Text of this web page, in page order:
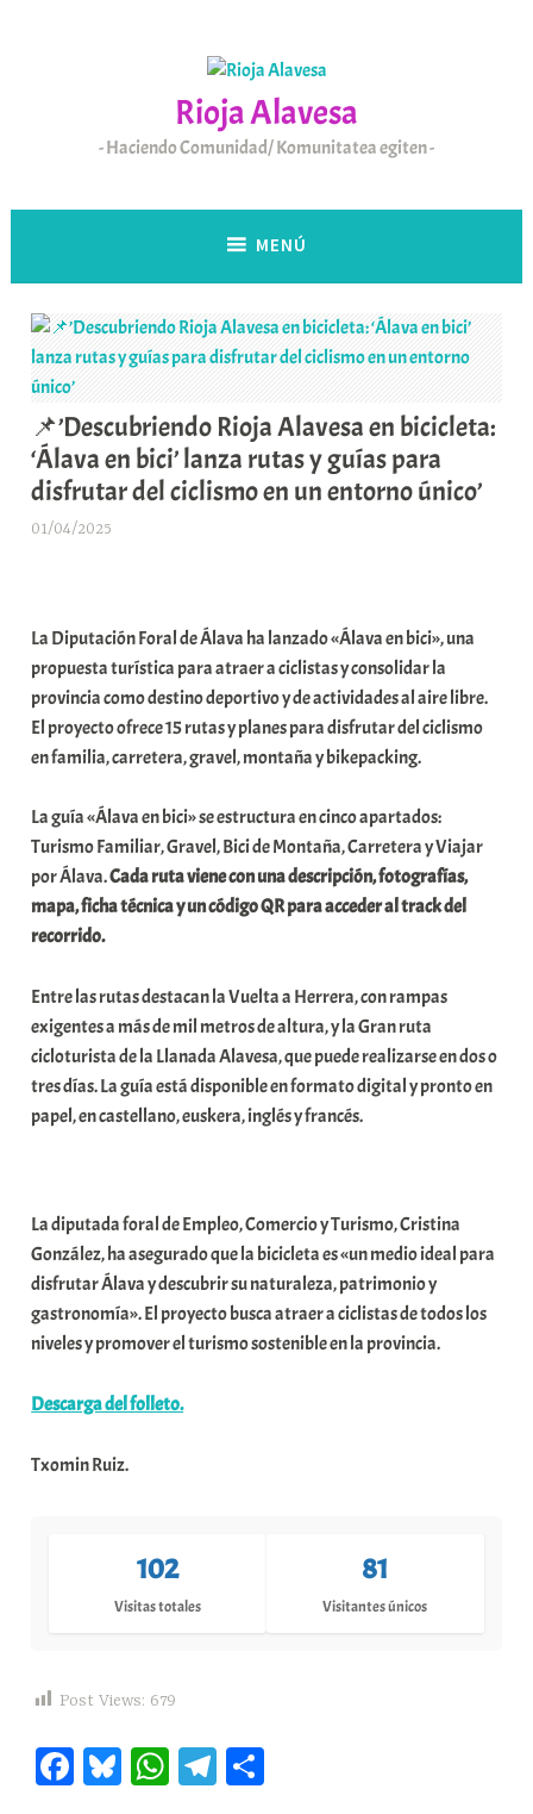
Rioja Alavesa
Haciendo Comunidad/ Komunitatea egiten
MENÚ
📌’Descubriendo Rioja Alavesa en bicicleta:
‘Álava en bici’ lanza rutas y guías para
disfrutar del ciclismo en un entorno único’
01/04/2025
a
r
E
r
r
o
x
a
K
u
n
i
t
a
a
La Diputación Foral de Álava ha lanzado «Álava en bici», una
propuesta turística para atraer a ciclistas y consolidar la
provincia como destino deportivo y de actividades al aire libre.
El proyecto ofrece 15 rutas y planes para disfrutar del ciclismo
en familia, carretera, gravel, montaña y bikepacking.
La guía «Álava en bici» se estructura en cinco apartados:
Turismo Familiar, Gravel, Bici de Montaña, Carretera y Viajar
por Álava.Cada ruta viene con una descripción, fotografías,
mapa, ficha técnica y un código QR para acceder al track del
recorrido.
Entre las rutas destacan la Vuelta a Herrera, con rampas
exigentes a más de mil metros de altura, y la Gran ruta
cicloturista de la Llanada Alavesa, que puede realizarse en dos o
tres días. La guía está disponible en formato digital y pronto en
papel, en castellano, euskera, inglés y francés.
La diputada foral de Empleo, Comercio y Turismo, Cristina
González, ha asegurado que la bicicleta es «un medio ideal para
disfrutar Álava y descubrir su naturaleza, patrimonio y
gastronomía». El proyecto busca atraer a ciclistas de todos los
niveles y promover el turismo sostenible en la provincia.
Descarga del folleto.
Txomin Ruiz.
102
Visitas totales
81
Visitantes únicos
Post Views: 679
Fa Bl W Te